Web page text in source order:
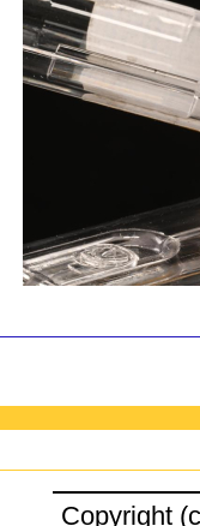
Copyright